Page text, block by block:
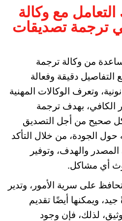
مع وكالة
ترجمة تصديقات
من وكالة ترجمة
دقيقة وفعالة
وتعرف الوكالات المهنية
الكافي، بهدف ترجمة
صحيح من أجل التصديق
حول الجودة، من خلال التأكد
والهدف، وتوفير
أي مشاكل.
على سرية الأمور، وتدير
جيد، ويمكنها أيضًا تقديم
لذلك، فإن وجود